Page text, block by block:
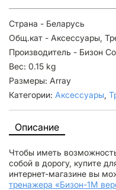
Описание
Чтобы иметь
собой в дорогу, купите
интернет-магазине вы
тренажера «Бизон-1М
Страна - Беларусь
Общ.кат - Аксессуары,
Производитель - Бизон
Вес: 0.15 kg
Размеры: Array
Категории: Аксессуары,